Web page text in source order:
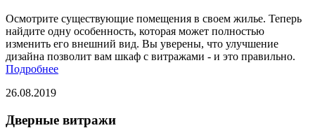
Осмотрите существующие помещения в своем жилье. Теперь
найдите одну особенность, которая может полностью
изменить его внешний вид. Вы уверены, что улучшение
дизайна позволит вам шкаф с витражами - и это правильно.
Подробнее
26.08.2019
Дверные витражи